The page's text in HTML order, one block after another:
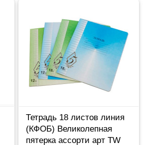
Тетрадь 18 листов линия
(КФОБ) Великолепная
пятерка ассорти арт TW